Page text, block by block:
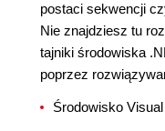
postaci sekwencji
Nie znajdziesz tu
tajniki środowiska
poprzez
Środowisko